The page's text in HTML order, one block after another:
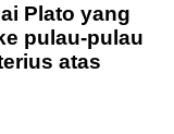
Plato yang
pulau-pulau
atas